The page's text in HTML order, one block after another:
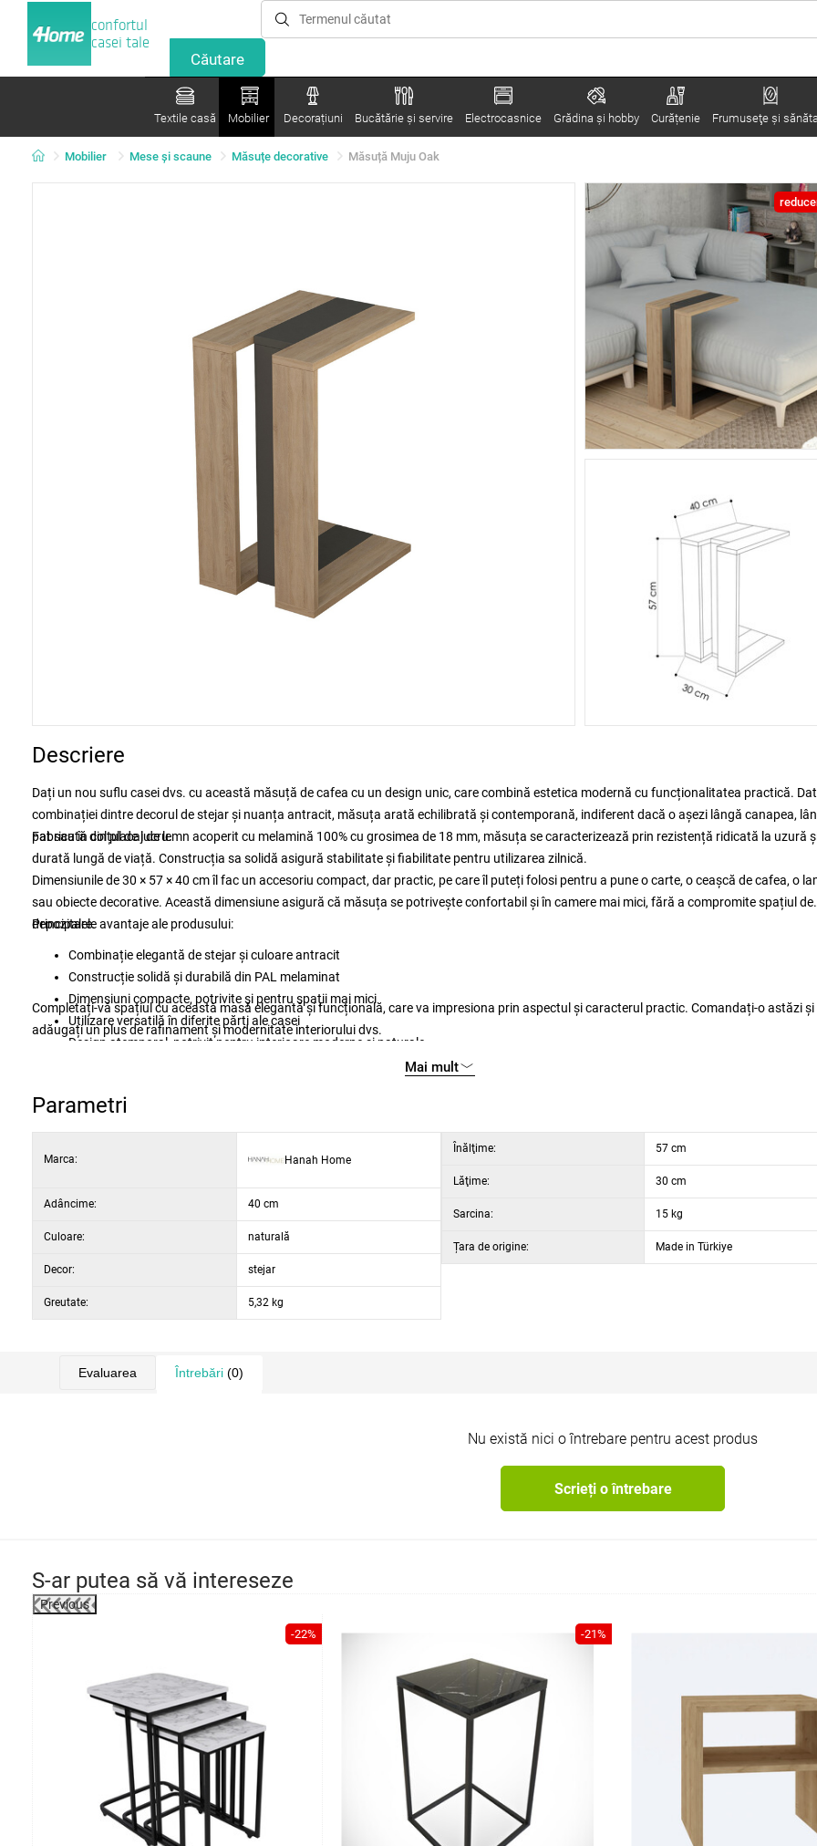
confortul
casei tale
Textile casă Mobilier Decorațiuni Bucătărie și servire Electrocasnice Grădina şi hobby Curățenie Frumuseţe şi
Mobilier Mese şi scaune Măsuțe decorative Măsuță Muju Oak
Descriere
Dați un nou suflu casei dvs. cu această măsuță de cafea cu un design unic, care combină estetica modernă cu funcționalitatea practică.
combinației dintre decorul de stejar și nuanța antracit, măsuța arată echilibrată și contemporană, indiferent dacă o așezi lângă canapea,
pat sau în colțul de lucru.
Fabricată din placaj de lemn acoperit cu melamină 100% cu grosimea de 18 mm, măsuța se caracterizează prin rezistență ridicată la uzură
durată lungă de viață. Construcția sa solidă asigură stabilitate și fiabilitate pentru utilizarea zilnică.
Dimensiunile de 30 × 57 × 40 cm îl fac un accesoriu compact, dar practic, pe care îl puteți folosi pentru a pune o carte, o ceașcă de cafea, o
sau obiecte decorative. Această dimensiune asigură că măsuța se potrivește confortabil și în camere mai mici, fără a compromite spațiul de
depozitare.
Principalele avantaje ale produsului:
Combinație elegantă de stejar și culoare antracit
Construcție solidă și durabilă din PAL melaminat
Dimensiuni compacte, potrivite și pentru spații mai mici
Utilizare versatilă în diferite părți ale casei
Design atemporal, potrivit pentru interioare moderne și naturale
Lățime: 30 cm
Înălțime: 57 cm
Completați-vă spațiul cu această masă elegantă și funcțională, care va impresiona prin aspectul și caracterul practic. Comandați-o astăzi și
adăugați un plus de rafinament și modernitate interiorului dvs.
Mai mult
Parametri
Marca: Hanah Home
Adâncime: 40 cm
Culoare: naturală
Decor: stejar
Greutate: 5,32 kg
Înălţime: 57 cm
Lăţime: 30 cm
Sarcina: 15 kg
Țara de origine: Made in Türkiye
Evaluarea Întrebări (0)
Nu există nici o întrebare pentru acest produs
Scrieți o întrebare
S-ar putea să vă intereseze
Previous
-22% -21%